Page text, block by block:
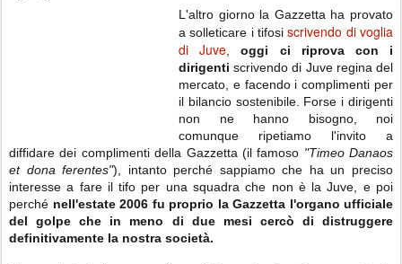
L'altro giorno la Gazzetta ha provato
a solleticare i tifosiscrivendo di voglia
di Juve ,oggi ci riprova con i
dirigenti scrivendo di Juve regina del
mercato, e facendo i complimenti per
il bilancio sostenibile. Forse i dirigenti
non ne hanno bisogno, noi
comunque ripetiamo l'invito a
diffidare dei complimenti della Gazzetta (il famoso "Timeo Danaos
et dona ferentes"), intanto perché sappiamo che ha un preciso
interesse a fare il tifo per una squadra che non è la Juve, e poi
perché nell'estate 2006 fu proprio la Gazzetta l'organo ufficiale
del golpe che in meno di due mesi cercò di distruggere
definitivamente la nostra società.